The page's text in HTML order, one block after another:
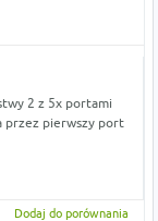
2 z 5x portami
przez pierwszy port
Dodaj do porównania